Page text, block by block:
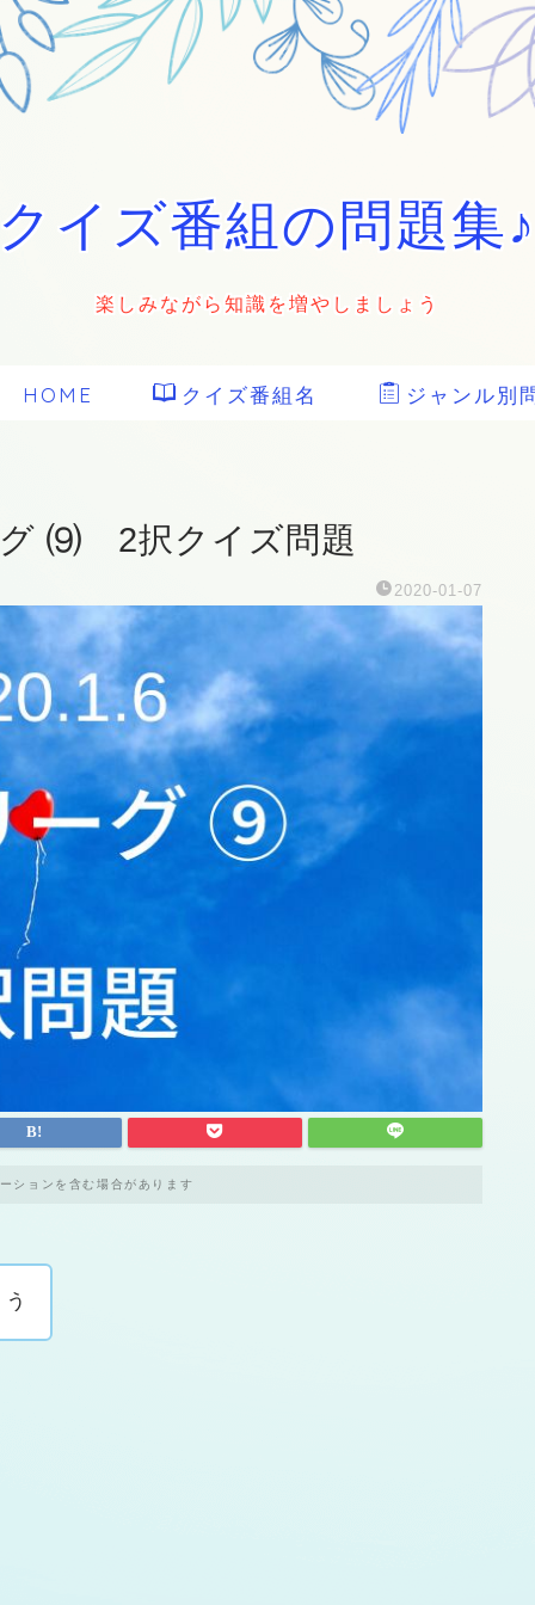
イズ番組の問題集
楽しみながら知識を増やしましょう
HOME クイズ番組名 ジャンル別
⑼ 2択クイズ問題
2020-01-07
ションを含む場合があります